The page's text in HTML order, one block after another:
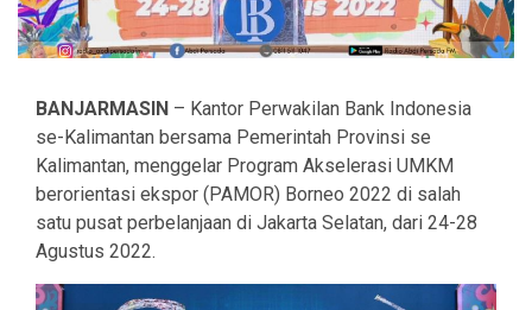
BANJARMASIN – Kantor Perwakilan Bank Indonesia
se-Kalimantan bersama Pemerintah Provinsi se
Kalimantan, menggelar Program Akselerasi UMKM
berorientasi ekspor (PAMOR) Borneo 2022 di salah
satu pusat perbelanjaan di Jakarta Selatan, dari 24-28
Agustus 2022.